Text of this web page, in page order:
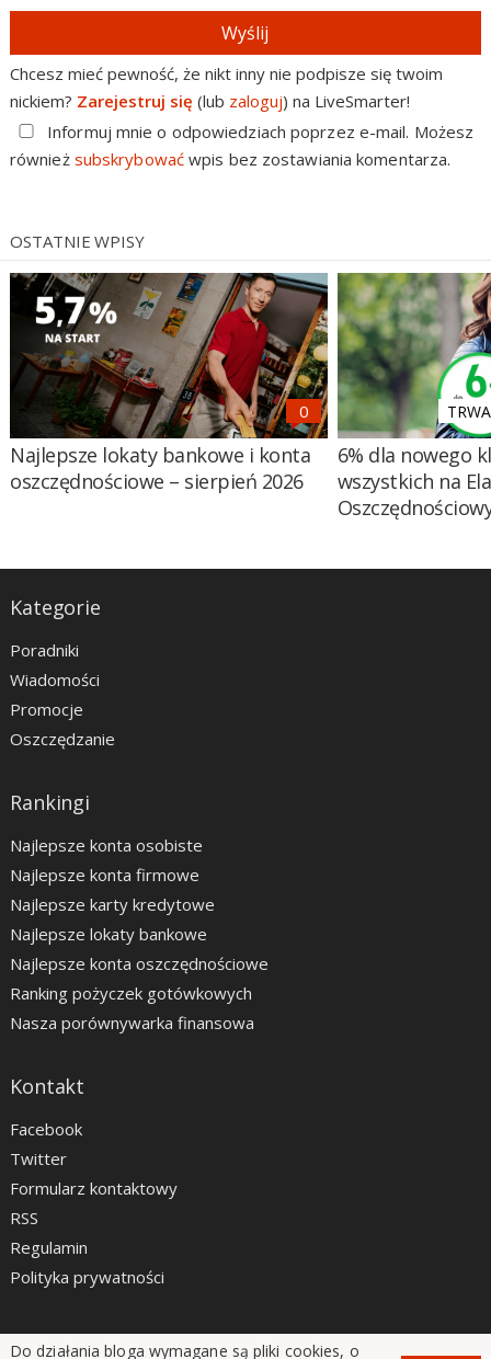
Wyślij
Chcesz mieć pewność, że nikt inny nie podpisze się twoim
nickiem? Zarejestruj się (lub zaloguj) na LiveSmarter!
Informuj mnie o odpowiedziach poprzez e-mail. Możesz
również subskrybowaćwpis bez zostawiania komentarza.
OSTATNIE WPISY
Najlepsze lokaty bankowe i konta
oszczędnościowe – sierpień 2026
6% dla nowego
wszystkich na
Kategorie
Poradniki
Wiadomości
Promocje
Oszczędzanie
Rankingi
Najlepsze konta osobiste
Najlepsze konta firmowe
Najlepsze karty kredytowe
Najlepsze lokaty bankowe
Najlepsze konta oszczędnościowe
Ranking pożyczek gotówkowych
Nasza porównywarka finansowa
Kontakt
Facebook
Twitter
Formularz kontaktowy
RSS
Regulamin
Polityka prywatności
Do działania bloga wymagane są pliki cookies, o